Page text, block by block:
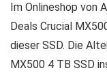
Im Onlineshop von
Deals Crucial
dieser SSD. Die
MX500 4 TB SSD